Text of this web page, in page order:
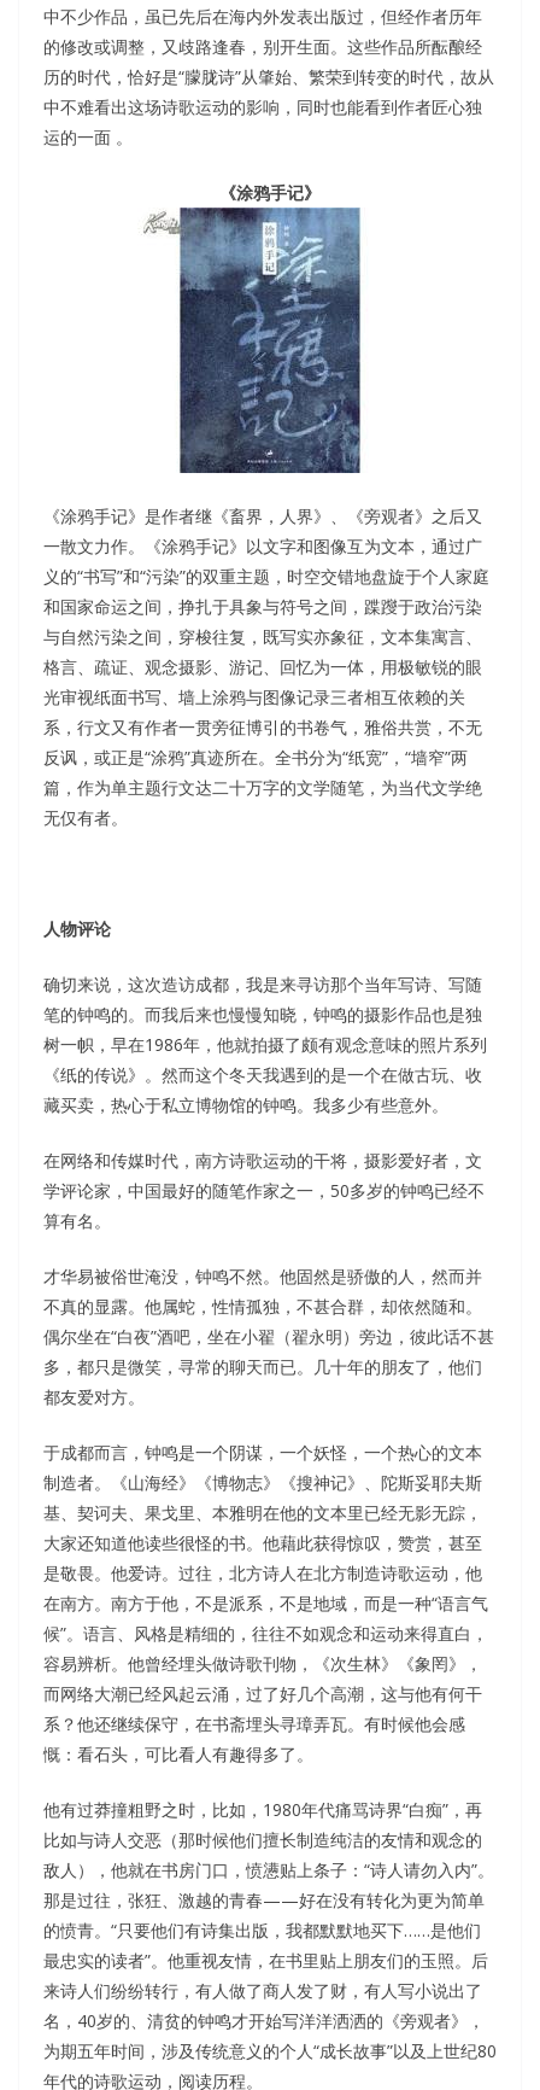
中不少作品，虽已先后在海内外发表出版过，但经作者历年
的修改或调整，又歧路逢春，别开生面。这些作品所酝酿经
历的时代，恰好是“朦胧诗”从肇始、繁荣到转变的时代，故从
中不难看出这场诗歌运动的影响，同时也能看到作者匠心独
运的一面 。
《涂鸦手记》
《涂鸦手记》是作者继《畜界，人界》、《旁观者》之后又
一散文力作。《涂鸦手记》以文字和图像互为文本，通过广
义的“书写”和“污染”的双重主题，时空交错地盘旋于个人家庭
和国家命运之间，挣扎于具象与符号之间，蹀躞于政治污染
与自然污染之间，穿梭往复，既写实亦象征，文本集寓言、
格言、疏证、观念摄影、游记、回忆为一体，用极敏锐的眼
光审视纸面书写、墙上涂鸦与图像记录三者相互依赖的关
系，行文又有作者一贯旁征博引的书卷气，雅俗共赏，不无
反讽，或正是“涂鸦”真迹所在。全书分为“纸宽”，“墙窄”两
篇，作为单主题行文达二十万字的文学随笔，为当代文学绝
无仅有者。
人物评论
确切来说，这次造访成都，我是来寻访那个当年写诗、写随
笔的钟鸣的。而我后来也慢慢知晓，钟鸣的摄影作品也是独
树一帜，早在1986年，他就拍摄了颇有观念意味的照片系列
《纸的传说》。然而这个冬天我遇到的是一个在做古玩、收
藏买卖，热心于私立博物馆的钟鸣。我多少有些意外。
在网络和传媒时代，南方诗歌运动的干将，摄影爱好者，文
学评论家，中国最好的随笔作家之一，50多岁的钟鸣已经不
算有名。
才华易被俗世淹没，钟鸣不然。他固然是骄傲的人，然而并
不真的显露。他属蛇，性情孤独，不甚合群，却依然随和。
偶尔坐在“白夜”酒吧，坐在小翟（翟永明）旁边，彼此话不甚
多，都只是微笑，寻常的聊天而已。几十年的朋友了，他们
都友爱对方。
于成都而言，钟鸣是一个阴谋，一个妖怪，一个热心的文本
制造者。《山海经》《博物志》《搜神记》、陀斯妥耶夫斯
基、契诃夫、果戈里、本雅明在他的文本里已经无影无踪，
大家还知道他读些很怪的书。他藉此获得惊叹，赞赏，甚至
是敬畏。他爱诗。过往，北方诗人在北方制造诗歌运动，他
在南方。南方于他，不是派系，不是地域，而是一种“语言气
候”。语言、风格是精细的，往往不如观念和运动来得直白，
容易辨析。他曾经埋头做诗歌刊物，《次生林》《象罔》，
而网络大潮已经风起云涌，过了好几个高潮，这与他有何干
系？他还继续保守，在书斋埋头寻璋弄瓦。有时候他会感
慨：看石头，可比看人有趣得多了。
他有过莽撞粗野之时，比如，1980年代痛骂诗界“白痴”，再
比如与诗人交恶（那时候他们擅长制造纯洁的友情和观念的
敌人），他就在书房门口，愤懑贴上条子：“诗人请勿入内”。
那是过往，张狂、激越的青春——好在没有转化为更为简单
的愤青。“只要他们有诗集出版，我都默默地买下……是他们
最忠实的读者”。他重视友情，在书里贴上朋友们的玉照。后
来诗人们纷纷转行，有人做了商人发了财，有人写小说出了
名，40岁的、清贫的钟鸣才开始写洋洋洒洒的《旁观者》，
为期五年时间，涉及传统意义的个人“成长故事”以及上世纪80
年代的诗歌运动，阅读历程。